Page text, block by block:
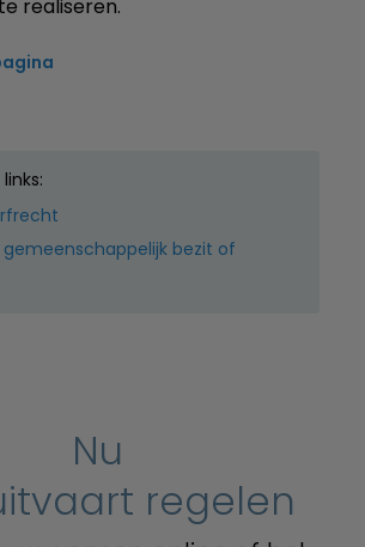
realiseren.
gemeenschappelijk bezit of
Nu
regelen